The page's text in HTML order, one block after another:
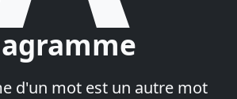
d'un mot est un autre mot